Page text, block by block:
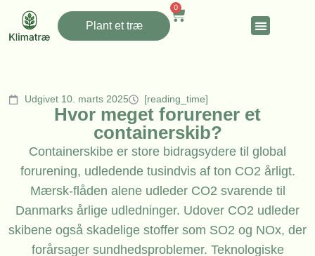
Plant et træ
0
Udgivet 10. marts 2025 [reading_time]
Hvor meget forurener et
containerskib?
Containerskibe er store bidragsydere til global
forurening, udledende tusindvis af ton CO2 årligt.
Mærsk-flåden alene udleder CO2 svarende til
Danmarks årlige udledninger. Udover CO2 udleder
skibene også skadelige stoffer som SO2 og NOx, der
forårsager sundhedsproblemer. Teknologiske